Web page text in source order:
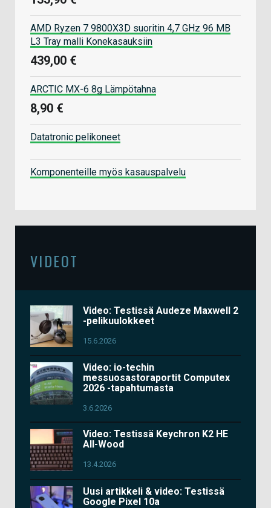
AMD Ryzen 7 9800X3D suoritin 4,7 GHz 96 MB
L3 Tray malli Konekasauksiin
439,00 €
ARCTIC MX-6 8g Lämpötahna
8,90 €
Datatronic pelikoneet
Komponenteille myös kasauspalvelu
VIDEOT
Video: Testissä Audeze Maxwell 2
-pelikuulokkeet
15.6.2026
Video: io-techin
messuosastoraportit Computex
2026 -tapahtumasta
3.6.2026
Video: Testissä Keychron K2 HE
All-Wood
13.4.2026
Uusi artikkeli & video: Testissä
Google Pixel 10a